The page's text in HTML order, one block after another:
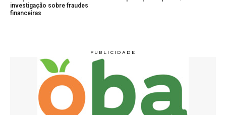
investigação sobre fraudes
financeiras